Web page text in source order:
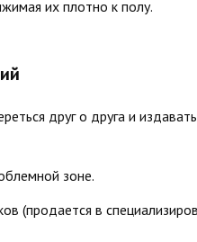
их плотно к полу.
друг о друга и
зоне.
(продается в